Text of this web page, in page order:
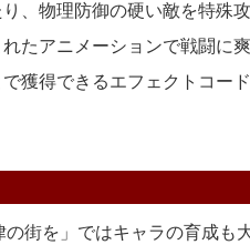
、物理防御の硬い敵を特殊
たアニメーションで戦闘に爽
獲得できるエフェクトコー
街を」ではキャラの育成も